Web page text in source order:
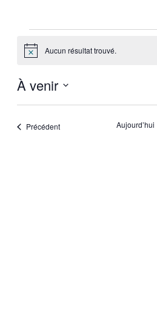
Notice Aucun résultat trouvé.
À venir
datePrécédentÉvènements Aujourd’hui